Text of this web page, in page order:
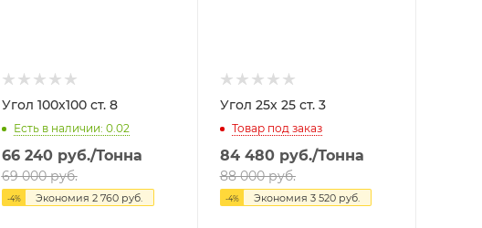
Угол 100х100 ст. 8
Есть в наличии: 0.02
66 240руб./Тонна
69 000руб.
-4% Экономия 2 760руб.
Угол 25х 25 ст. 3
Товар под заказ
84 480руб./Тонна
88 000руб.
-4% Экономия 3 520руб.